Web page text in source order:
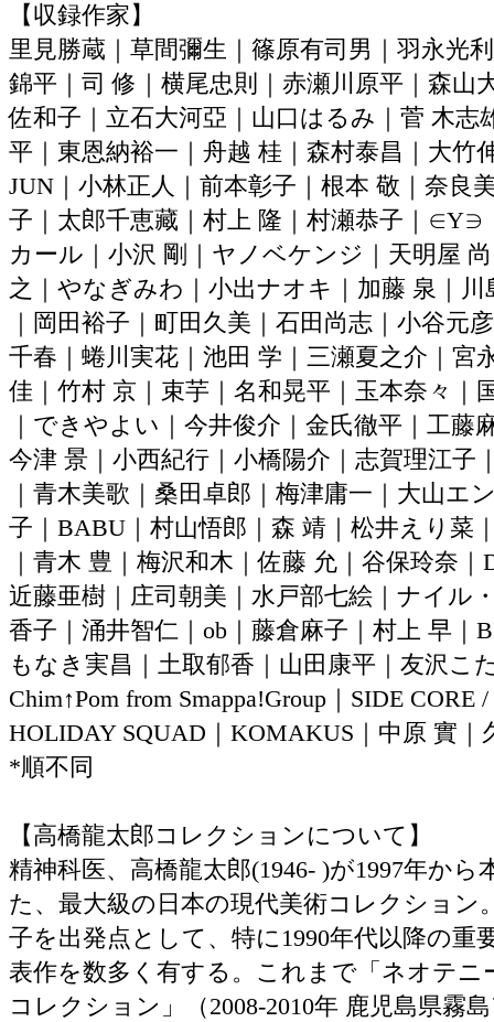
【収録作家】
里見勝蔵｜草間彌生｜篠原有司男｜羽永光
錦平｜司 修｜横尾忠則｜赤瀬川原平｜森山
佐和子｜立石大河亞｜山口はるみ｜菅 木志
平｜東恩納裕一｜舟越 桂｜森村泰昌｜大竹
JUN｜小林正人｜前本彰子｜根本 敬｜奈良
子｜太郎千恵藏｜村上 隆｜村瀬恭子｜∈Y∋
カール｜小沢 剛｜ヤノベケンジ｜天明屋
之｜やなぎみわ｜小出ナオキ｜加藤 泉｜川
｜岡田裕子｜町田久美｜石田尚志｜小谷元
千春｜蜷川実花｜池田 学｜三瀬夏之介｜宮
佳｜竹村 京｜束芋｜名和晃平｜玉本奈々｜
｜できやよい｜今井俊介｜金氏徹平｜工藤
今津 景｜小西紀行｜小橋陽介｜志賀理江子
｜青木美歌｜桑田卓郎｜梅津庸一｜大山エ
子｜BABU｜村山悟郎｜森 靖｜松井えり菜
｜青木 豊｜梅沢和木｜佐藤 允｜谷保玲奈
近藤亜樹｜庄司朝美｜水戸部七絵｜ナイル
香子｜涌井智仁｜ob｜藤倉麻子｜村上 早｜
もなき実昌｜土取郁香｜山田康平｜友沢こ
Chim↑Pom from Smappa!Group｜SIDE CORE
HOLIDAY SQUAD｜KOMAKUS｜中原 實｜
*順不同
【高橋龍太郎コレクションについて】
精神科医、高橋龍太郎(1946- )が1997年から
た、最大級の日本の現代美術コレクション
子を出発点として、特に1990年代以降の重
表作を数多く有する。これまで「ネオテ
コレクション」（2008-2010年 鹿児島県霧